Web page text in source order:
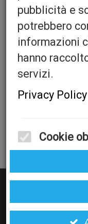
Gnu
Center
Quantita':
pubblicità e
potrebbero
informazioni
hanno
servizi.
Privacy Policy
Cookie
Cookie
Questi cookie ci
statistiche del sito
Cookie